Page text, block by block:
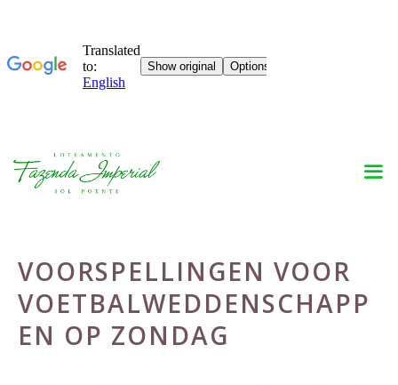
Skip
VOORSPELLINGEN VOOR
VOETBALWEDDENSCHAPP
EN OP ZONDAG